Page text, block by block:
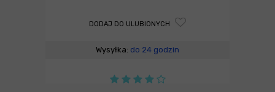
DODAJ DO ULUBIONYCH
Wysyłka: do 24 godzin